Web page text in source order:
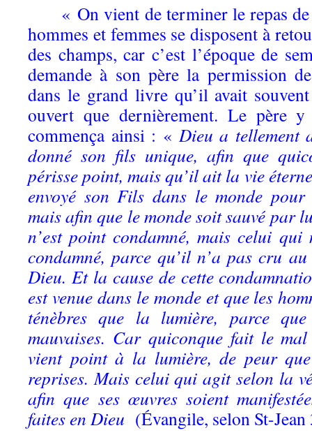
« On vient de terminer le repas
hommes et femmes se disposent à
des champs, car c’est l’époque de
demande à son père la permission
dans le grand livre qu’il avait
ouvert que dernièrement. Le père
commença ainsi : « Dieu a tellement
donné son fils unique, afin que
périsse point, mais qu’il ait la vie
envoyé son Fils dans le monde pour
mais afin que le monde soit sauvé par
n’est point condamné, mais celui
condamné, parce qu’il n’a pas cru
Dieu. Et la cause de cette
est venue dans le monde et que les
ténèbres que la lumière, parce
mauvaises. Car quiconque fait le
vient point à la lumière, de peur
reprises. Mais celui qui agit selon la
afin que ses œuvres soient
faites en Dieu (Évangile, selon St-Jean